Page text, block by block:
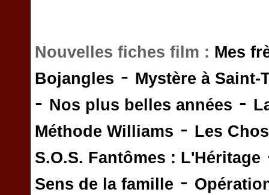
Nouvelles fiches film : Mes
Bojangles - Mystère à Saint-
- Nos plus belles années -
Méthode Williams - Les
S.O.S. Fantômes : L'Héritage
Sens de la famille -